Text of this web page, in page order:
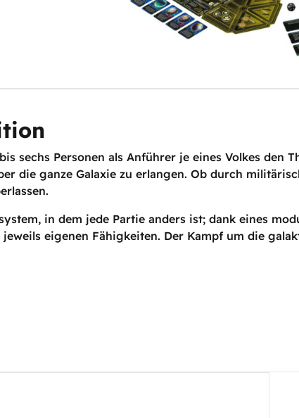
sechs Personen als Anführer je eines Volkes den
die ganze Galaxie zu erlangen. Ob durch
in dem jede Partie anders ist; dank eines
eigenen Fähigkeiten. Der Kampf um die